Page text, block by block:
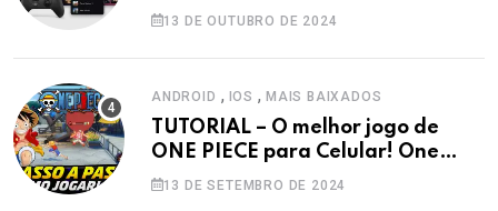
como você joga no seu dispositivo
13 DE OUTUBRO DE 2024
ANDROID , IOS ,MAIS BAIXADOS
TUTORIAL – O melhor jogo de
ONE PIECE para Celular! One
Piece Fighting Path.
13 DE SETEMBRO DE 2024